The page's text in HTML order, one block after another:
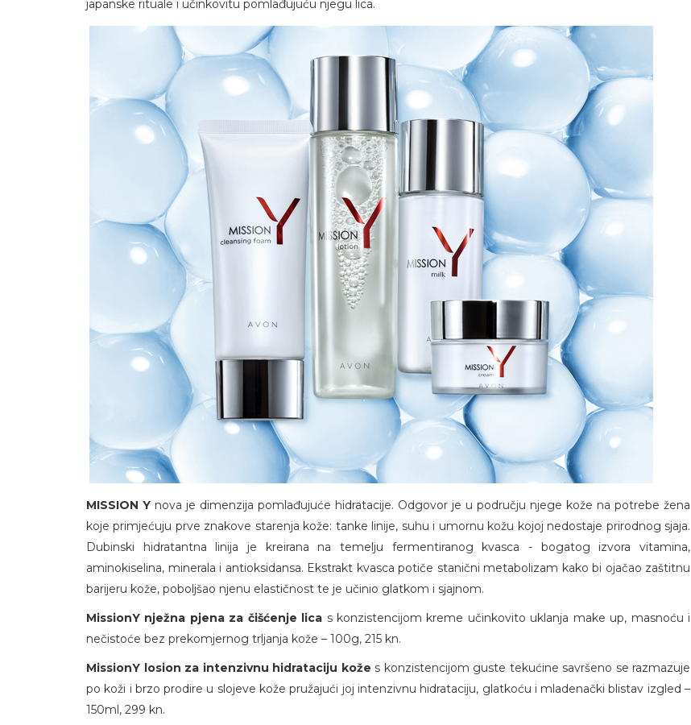
japanske rituale i učinkovitu pomlađujuću njegu lica.
MISSION Y nova je dimenzija pomlađujuće hidratacije. Odgovor je u području njege kože na potrebe žena
koje primjećuju prve znakove starenja kože: tanke linije, suhu i umornu kožu kojoj nedostaje prirodnog sjaja.
Dubinski hidratantna linija je kreirana na temelju fermentiranog kvasca - bogatog izvora vitamina,
aminokiselina, minerala i antioksidansa. Ekstrakt kvasca potiče stanični metabolizam kako bi ojačao zaštitnu
barijeru kože, poboljšao njenu elastičnost te je učinio glatkom i sjajnom.
MissionY nježna pjena za čišćenje lica s konzistencijom kreme učinkovito uklanja make up, masnoću i
nečistoće bez prekomjernog trljanja kože – 100g, 215 kn.
MissionY losion za intenzivnu hidrataciju kože s konzistencijom guste tekućine savršeno se razmazuje
po koži i brzo prodire u slojeve kože pružajući joj intenzivnu hidrataciju, glatkoću i mladenački blistav izgled –
150ml, 299 kn.